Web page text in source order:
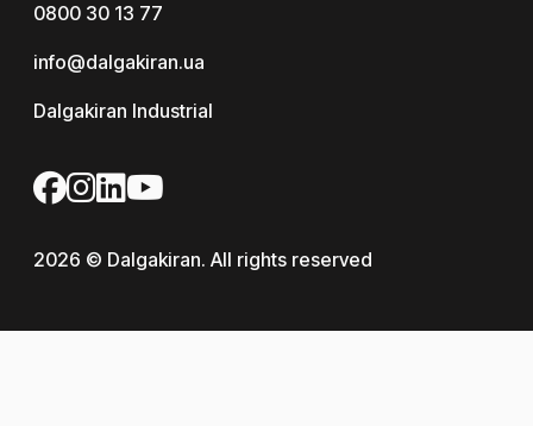
0800 30 13 77
info@dalgakiran.ua
Dalgakiran Industrial
2026 © Dalgakiran. All rights reserved